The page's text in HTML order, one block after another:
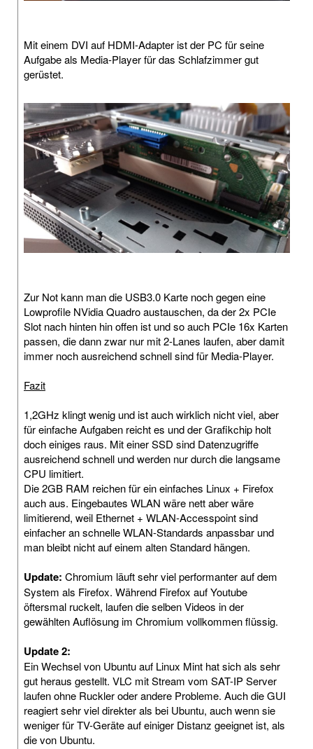
Mit einem DVI auf HDMI-Adapter ist der PC für seine
Aufgabe als Media-Player für das Schlafzimmer gut
gerüstet.
Zur Not kann man die USB3.0 Karte noch gegen eine
Lowprofile NVidia Quadro austauschen, da der 2x PCIe
Slot nach hinten hin offen ist und so auch PCIe 16x Karten
passen, die dann zwar nur mit 2-Lanes laufen, aber damit
immer noch ausreichend schnell sind für Media-Player.
Fazit
1,2GHz klingt wenig und ist auch wirklich nicht viel, aber
für einfache Aufgaben reicht es und der Grafikchip holt
doch einiges raus. Mit einer SSD sind Datenzugriffe
ausreichend schnell und werden nur durch die langsame
CPU limitiert.
Die 2GB RAM reichen für ein einfaches Linux + Firefox
auch aus. Eingebautes WLAN wäre nett aber wäre
limitierend, weil Ethernet + WLAN-Accesspoint sind
einfacher an schnelle WLAN-Standards anpassbar und
man bleibt nicht auf einem alten Standard hängen.
Update: Chromium läuft sehr viel performanter auf dem
System als Firefox. Während Firefox auf Youtube
öftersmal ruckelt, laufen die selben Videos in der
gewählten Auflösung im Chromium vollkommen flüssig.
Update 2:
Ein Wechsel von Ubuntu auf Linux Mint hat sich als sehr
gut heraus gestellt. VLC mit Stream vom SAT-IP Server
laufen ohne Ruckler oder andere Probleme. Auch die GUI
reagiert sehr viel direkter als bei Ubuntu, auch wenn sie
weniger für TV-Geräte auf einiger Distanz geeignet ist, als
die von Ubuntu.